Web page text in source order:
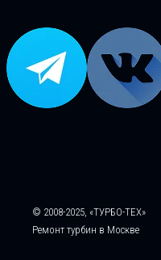
© 2008-2025, «ТУРБО-ТЕХ»
Ремонт турбин в Москве